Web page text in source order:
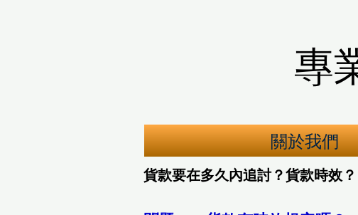
專
關於我們
貨款要在多久內追討？貨款時效？